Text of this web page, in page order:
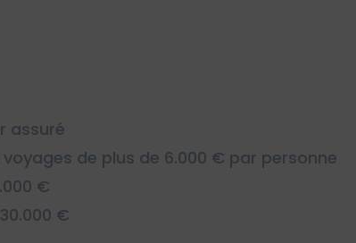
assuré
de plus de 6.000 € par personne
€
€